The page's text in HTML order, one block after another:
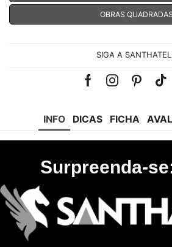
OBRAS QUADRADAS
SIGA A
Facebook
Instagram
INFO DICAS FICHA
Surpreenda-